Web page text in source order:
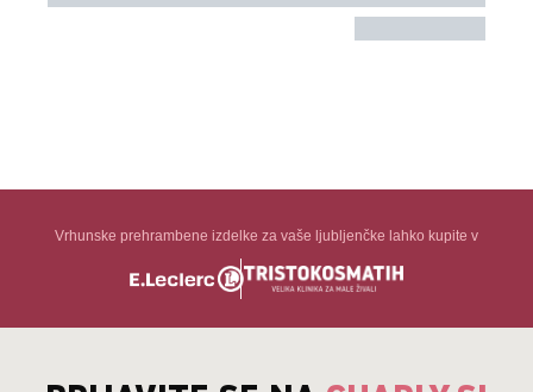
Vrhunske prehrambene izdelke za vaše ljubljenčke lahko kupite v